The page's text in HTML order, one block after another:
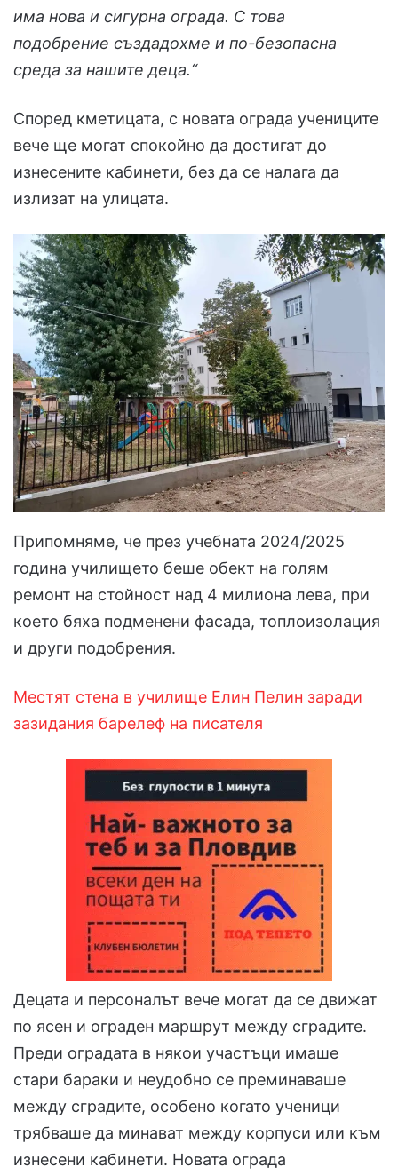
има нова и сигурна ограда. С това
подобрение създадохме и по-безопасна
среда за нашите деца.“
Според кметицата, с новата ограда учениците
вече ще могат спокойно да достигат до
изнесените кабинети, без да се налага да
излизат на улицата.
Припомняме, че през учебната 2024/2025
година училището беше обект на голям
ремонт на стойност над 4 милиона лева, при
което бяха подменени фасада, топлоизолация
и други подобрения.
Местят стена в училище Елин Пелин заради
зазидания барелеф на писателя
Децата и персоналът вече могат да се движат
по ясен и ограден маршрут между сградите.
Преди оградата в някои участъци имаше
стари бараки и неудобно се преминаваше
между сградите, особено когато ученици
трябваше да минават между корпуси или към
изнесени кабинети. Новата ограда